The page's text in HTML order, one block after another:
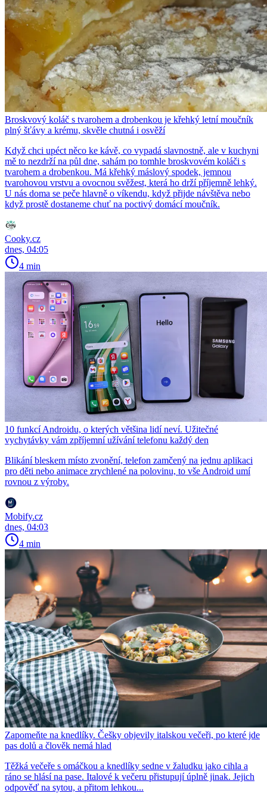
Broskvový koláč s tvarohem a drobenkou je křehký letní moučník
plný šťávy a krému, skvěle chutná i osvěží
Když chci upéct něco ke kávě, co vypadá slavnostně, ale v kuchyni
mě to nezdrží na půl dne, sahám po tomhle broskvovém koláči s
tvarohem a drobenkou. Má křehký máslový spodek, jemnou
tvarohovou vrstvu a ovocnou svěžest, která ho drží příjemně lehký.
U nás doma se peče hlavně o víkendu, když přijde návštěva nebo
když prostě dostaneme chuť na poctivý domácí moučník.
Cooky.cz
dnes, 04:05
4 min
10 funkcí Androidu, o kterých většina lidí neví. Užitečné
vychytávky vám zpříjemní užívání telefonu každý den
Blikání bleskem místo zvonění, telefon zamčený na jednu aplikaci
pro děti nebo animace zrychlené na polovinu, to vše Android umí
rovnou z výroby.
Mobify.cz
dnes, 04:03
4 min
Zapomeňte na knedlíky. Češky objevily italskou večeři, po které jde
pas dolů a člověk nemá hlad
Těžká večeře s omáčkou a knedlíky sedne v žaludku jako cihla a
ráno se hlásí na pase. Italové k večeru přistupují úplně jinak. Jejich
odpověď na sytou, a přitom lehkou...